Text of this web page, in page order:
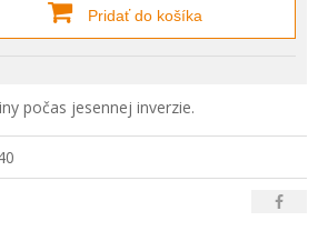
Pridať do košíka
počas jesennej inverzie.